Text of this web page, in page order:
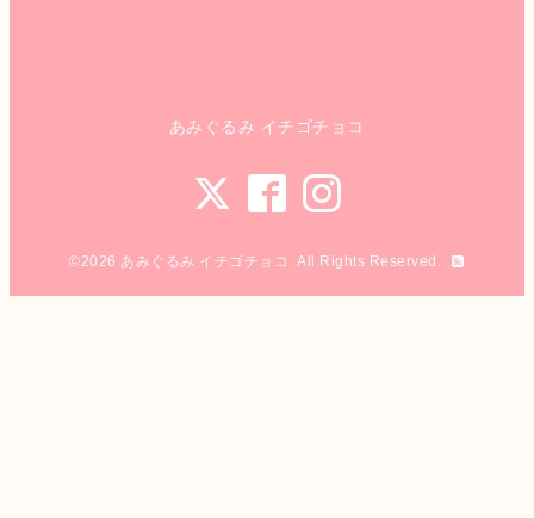
あみぐるみ イチゴチョコ
©2026 あみぐるみ イチゴチョコ . All Rights Reserved.